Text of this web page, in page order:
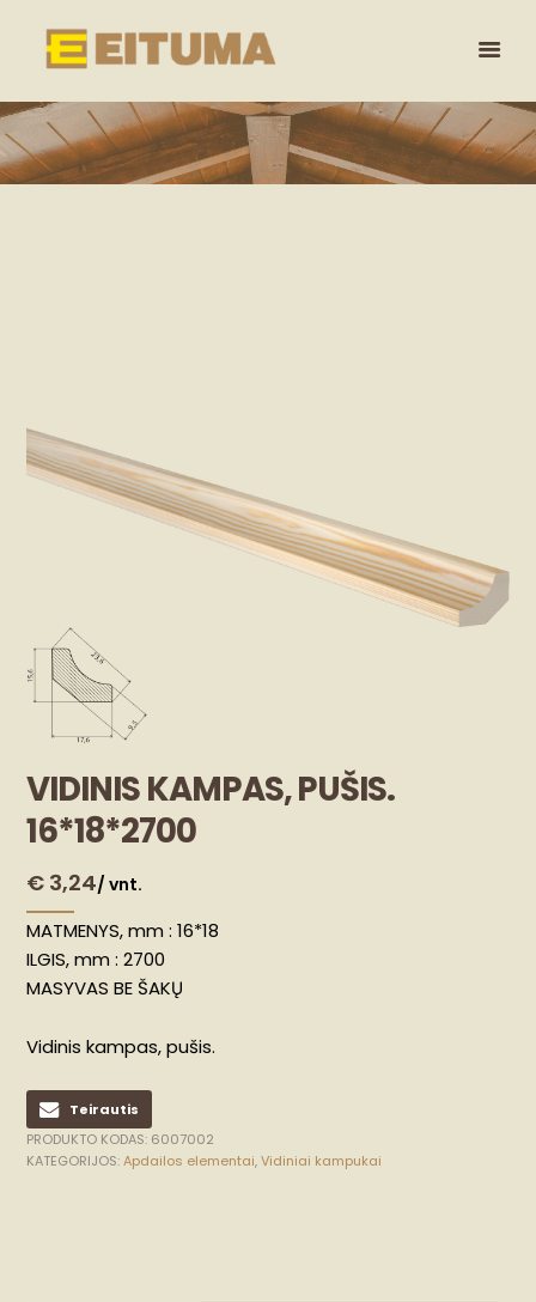
VIDINIS KAMPAS, PUŠIS.
16*18*2700
€ 3,24/ vnt.
MATMENYS, mm : 16*18
ILGIS, mm : 2700
MASYVAS BE ŠAKŲ
Vidinis kampas, pušis.
Teirautis
PRODUKTO KODAS: 6007002
KATEGORIJOS:Apdailos elementai,Vidiniai kampukai